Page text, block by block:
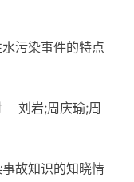
污染事件的特点
刘岩;周庆瑜;周
故知识的知晓情